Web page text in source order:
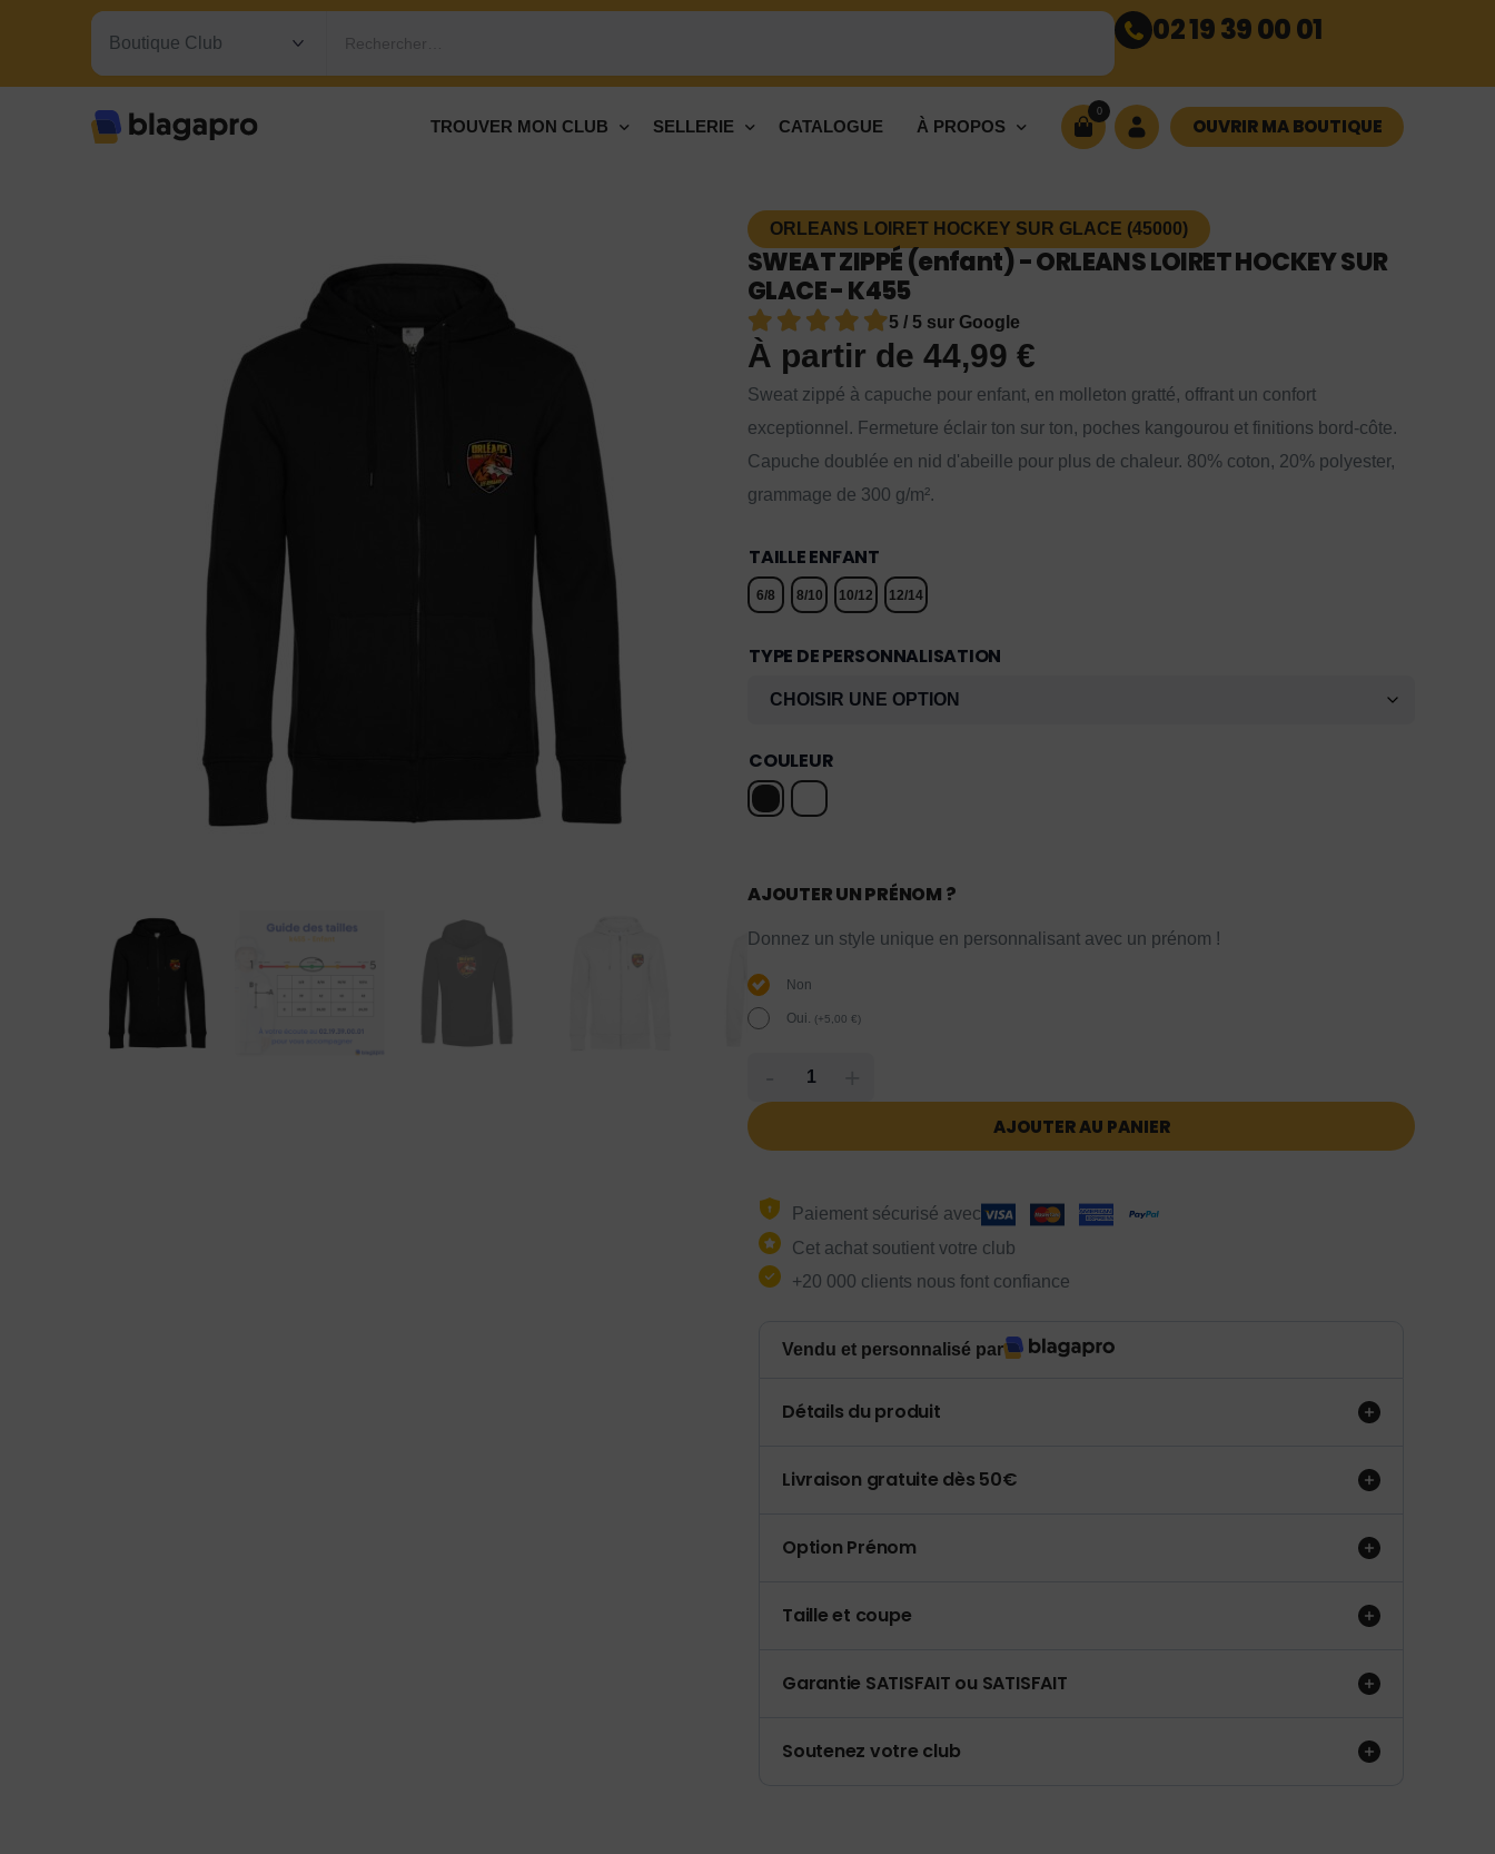
Rechercher… 02 19 39 00 01
TROUVER MON CLUB SELLERIE CATALOGUE À PROPOS
0
OUVRIR MA BOUTIQUE
ORLEANS LOIRET HOCKEY SUR GLACE (45000)
SWEAT ZIPPÉ (enfant) - ORLEANS LOIRET HOCKEY SUR
GLACE - K455
5 / 5 sur Google
À partir de 44,99 €
Sweat zippé à capuche pour enfant, en molleton gratté, offrant un confort
exceptionnel. Fermeture éclair ton sur ton, poches kangourou et finitions bord-côte.
Capuche doublée en nid d'abeille pour plus de chaleur. 80% coton, 20% polyester,
grammage de 300 g/m².
TAILLE ENFANT
6/8 8/10 10/12 12/14
TYPE DE PERSONNALISATION
COULEUR
AJOUTER UN PRÉNOM ?
Donnez un style unique en personnalisant avec un prénom !
Non
Oui. (+5,00 €)
AJOUTER AU PANIER
Paiement sécurisé avec
Cet achat soutient votre club
+20 000 clients nous font confiance
Vendu et personnalisé par
Détails du produit
Livraison gratuite dès 50€
Option Prénom
Taille et coupe
Garantie SATISFAIT ou SATISFAIT
Soutenez votre club